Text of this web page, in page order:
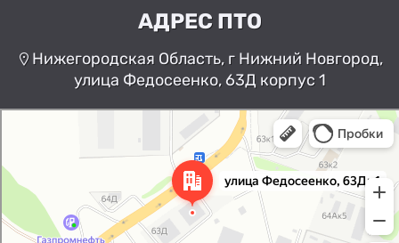
АДРЕС ПТО
Нижегородская Область, г Нижний Новгород,
улица Федосеенко, 63Д корпус 1
Нижний Новгород
Улица Федосеенко, 63Дк1 —
Яндекс Карты